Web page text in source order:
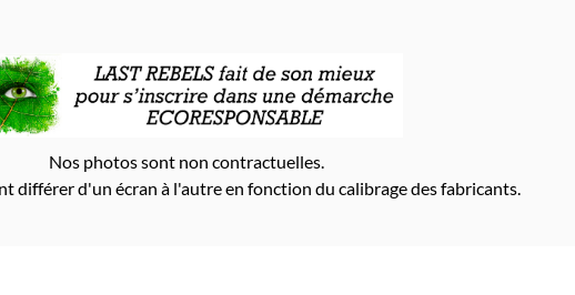
Nos photos sont non contractuelles.
différer d'un écran à l'autre en fonction du calibrage des fabricants.